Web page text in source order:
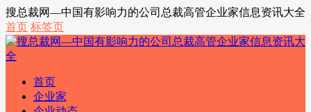
搜总裁网—中国有影响力的公司总裁高管企业家信息资讯大全
首页 标签页
首页
企业家